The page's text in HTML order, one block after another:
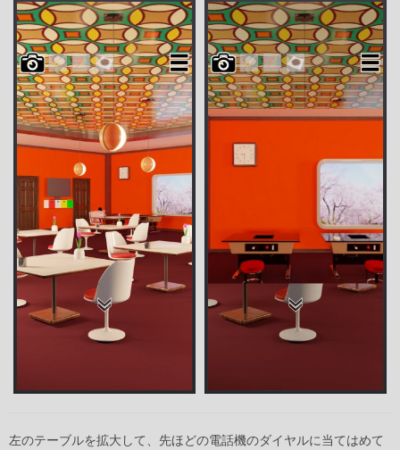
左のテーブルを拡大して、先ほどの電話機のダイヤルに当てはめて